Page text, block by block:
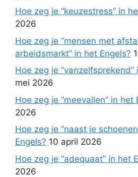
Hoe zeg je “keuzestress” in
2026
Hoe zeg je “mensen met
arbeidsmarkt” in het Engels?
Hoe zeg je “vanzelfsprekend”
mei 2026
Hoe zeg je “meevallen” in het
2026
Hoe zeg je “naast je
Engels? 10 april 2026
Hoe zeg je “adequaat” in het
2026